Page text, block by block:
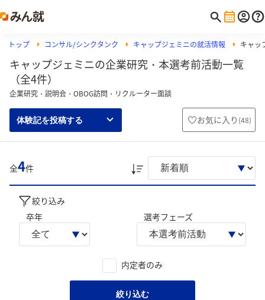
トップ コンサル/シンクタンク キャップジェミニの就活情報 キャッ
キャップジェミニの企業研究・本選考前活動一覧
（全4件）
企業研究・説明会・OBOG訪問・リクルーター面談
体験記を投稿する お気に入り (48)
全4件
絞り込み
卒年
選考フェーズ
内定者のみ
絞り込む